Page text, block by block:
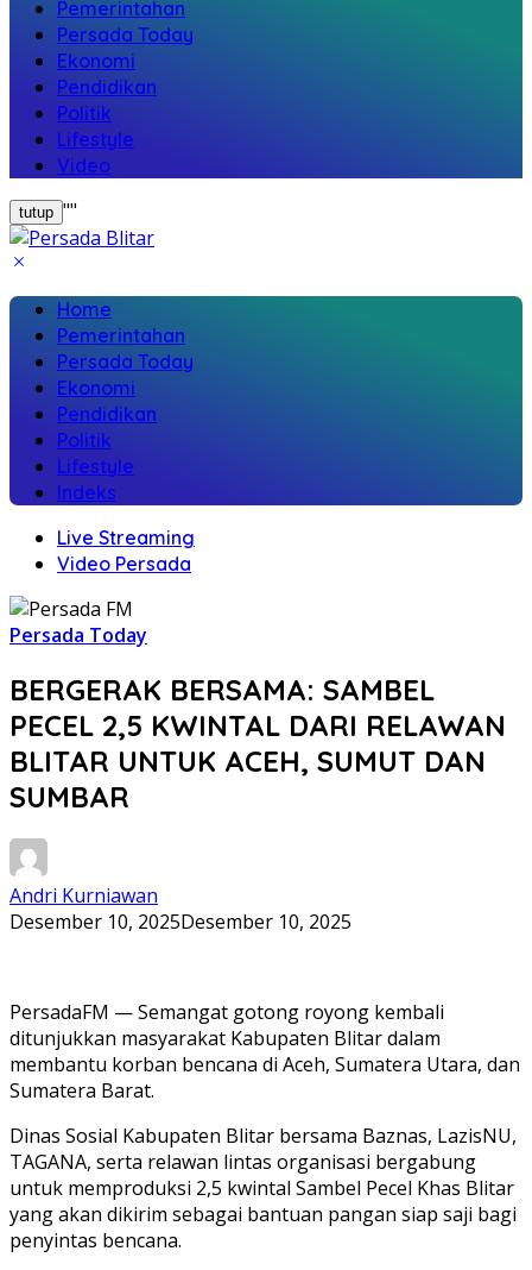
Pemerintahan
Persada Today
Ekonomi
Pendidikan
Politik
Lifestyle
Video
tutup ""
Home
Pemerintahan
Persada Today
Ekonomi
Pendidikan
Politik
Lifestyle
Indeks
Live Streaming
Video Persada
Persada Today
BERGERAK BERSAMA: SAMBEL
PECEL 2,5 KWINTAL DARI RELAWAN
BLITAR UNTUK ACEH, SUMUT DAN
SUMBAR
Andri Kurniawan
Desember 10, 2025Desember 10, 2025
PersadaFM — Semangat gotong royong kembali
ditunjukkan masyarakat Kabupaten Blitar dalam
membantu korban bencana di Aceh, Sumatera Utara, dan
Sumatera Barat.
Dinas Sosial Kabupaten Blitar bersama Baznas, LazisNU,
TAGANA, serta relawan lintas organisasi bergabung
untuk memproduksi 2,5 kwintal Sambel Pecel Khas Blitar
yang akan dikirim sebagai bantuan pangan siap saji bagi
penyintas bencana.